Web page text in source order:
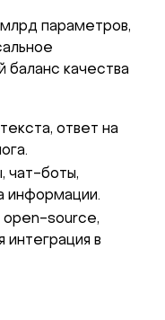
параметров,
баланс качества
ответ на
чат-боты,
информации.
open-source,
интеграция в